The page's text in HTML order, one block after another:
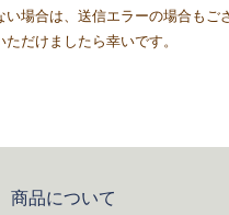
い場合は、送信エラーの場合もご
ただけましたら幸いです。
商品について